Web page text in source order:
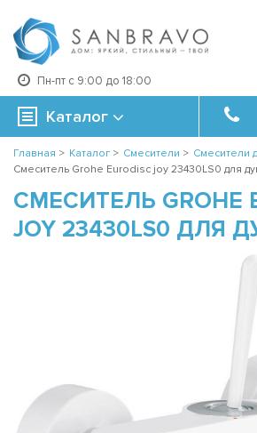
Пн-пт с 9:00 до 18:00
Каталог
Главная > Каталог > Смесители > Смесители
Смеситель Grohe Eurodisc joy 23430LS0 для
СМЕСИТЕЛЬ GROHE
JOY 23430LS0 ДЛЯ